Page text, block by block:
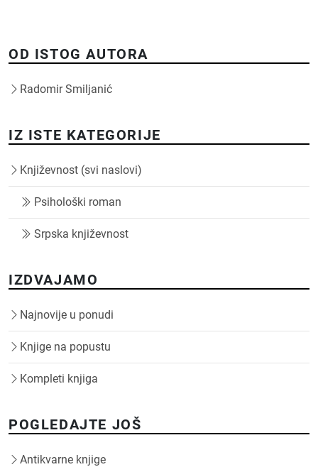
OD ISTOG AUTORA
Radomir Smiljanić
IZ ISTE KATEGORIJE
Književnost (svi naslovi)
Psihološki roman
Srpska književnost
IZDVAJAMO
Najnovije u ponudi
Knjige na popustu
Kompleti knjiga
POGLEDAJTE JOŠ
Antikvarne knjige